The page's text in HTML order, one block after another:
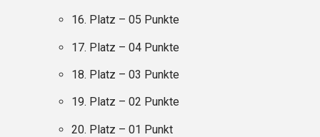
16. Platz – 05 Punkte
17. Platz – 04 Punkte
18. Platz – 03 Punkte
19. Platz – 02 Punkte
20. Platz – 01 Punkt